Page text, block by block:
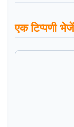
एक टिप्पणी भेजें